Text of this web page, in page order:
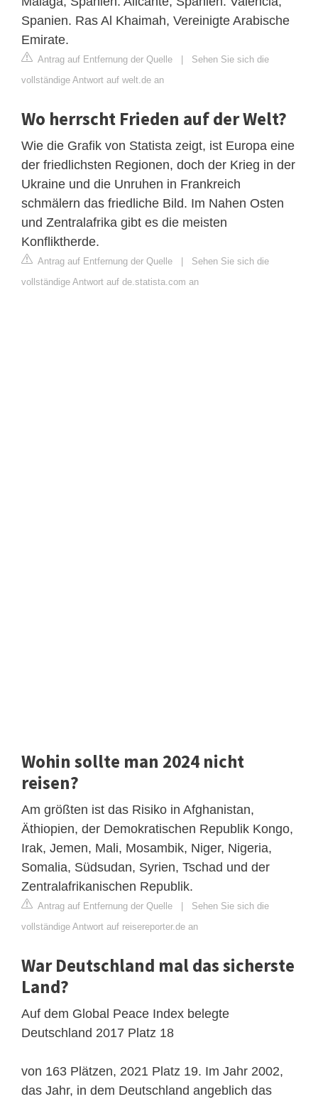
Spanien. Ras Al Khaimah, Vereinigte Arabische
Emirate.
Antrag auf Entfernung der Quelle | Sehen Sie sich die
vollständige Antwort auf welt.de an
Wo herrscht Frieden auf der Welt?
Wie die Grafik von Statista zeigt, ist Europa eine
der friedlichsten Regionen, doch der Krieg in der
Ukraine und die Unruhen in Frankreich
schmälern das friedliche Bild. Im Nahen Osten
und Zentralafrika gibt es die meisten
Konfliktherde.
Antrag auf Entfernung der Quelle | Sehen Sie sich die
vollständige Antwort auf de.statista.com an
Wohin sollte man 2024 nicht
reisen?
Am größten ist das Risiko in Afghanistan,
Äthiopien, der Demokratischen Republik Kongo,
Irak, Jemen, Mali, Mosambik, Niger, Nigeria,
Somalia, Südsudan, Syrien, Tschad und der
Zentralafrikanischen Republik.
Antrag auf Entfernung der Quelle | Sehen Sie sich die
vollständige Antwort auf reisereporter.de an
War Deutschland mal das sicherste
Land?
Auf dem Global Peace Index belegte
Deutschland 2017 Platz 18
von 163 Plätzen, 2021 Platz 19. Im Jahr 2002,
das Jahr, in dem Deutschland angeblich das